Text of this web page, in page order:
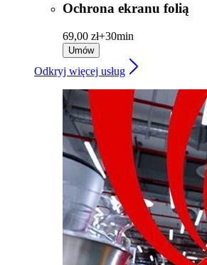
Ochrona ekranu folią
69,00 zł+30min
Umów
Odkryj więcej usług